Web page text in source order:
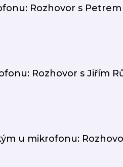
Rozhovor s
Rozhovor s Jiřím
u mikrofonu: